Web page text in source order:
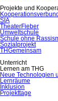
Projekte und
SIA
TheaterFieber
Umweltschule
Schule ohne
Sozialprojekt
THGemeinsam
Unterricht
Lernen am THG
Neue Technologien
Lernräume
Inklusion
Projekttage